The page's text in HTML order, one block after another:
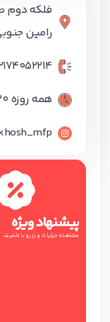
فلکه دوم
رامین
همه روزه 10:30 الی 24
پیشنهاد ویژه
مشاهده جزئیات و رزرو با تخفیف